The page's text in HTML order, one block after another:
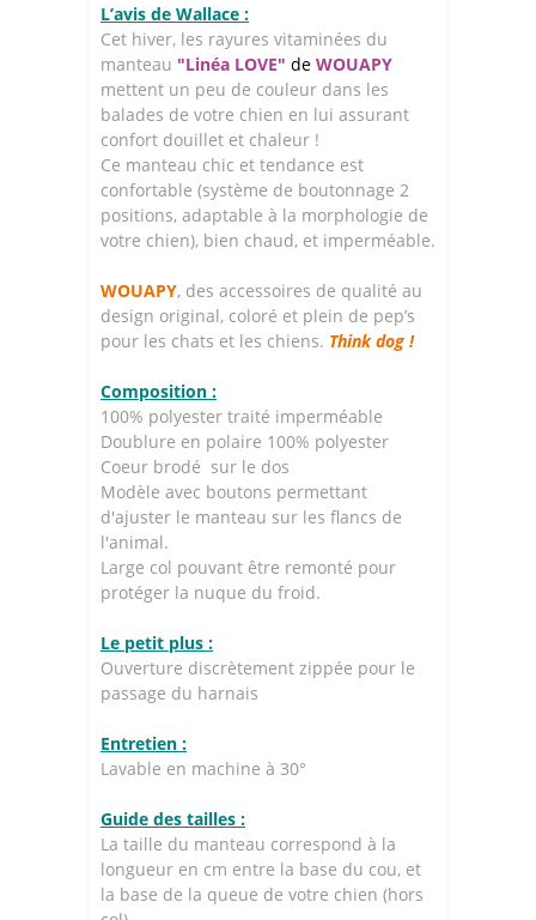
L’avis de Wallace :
Cet hiver, les rayures vitaminées du
manteau "Linéa LOVE" de WOUAPY
mettent un peu de couleur dans les
balades de votre chien en lui assurant
confort douillet et chaleur !
Ce manteau chic et tendance est
confortable (système de boutonnage 2
positions, adaptable à la morphologie de
votre chien), bien chaud, et imperméable.
WOUAPY, des accessoires de qualité au
design original, coloré et plein de pep’s
pour les chats et les chiens. Think dog !
Composition :
100% polyester traité imperméable
Doublure en polaire 100% polyester
Coeur brodé sur le dos
Modèle avec boutons permettant
d'ajuster le manteau sur les flancs de
l'animal.
Large col pouvant être remonté pour
protéger la nuque du froid.
Le petit plus :
Ouverture discrètement zippée pour le
passage du harnais
Entretien :
Lavable en machine à 30°
Guide des tailles :
La taille du manteau correspond à la
longueur en cm entre la base du cou, et
la base de la queue de votre chien (hors